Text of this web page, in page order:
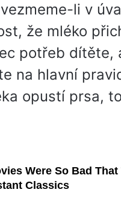
li v
že mléko
potřeb dítěte,
na hlavní
opustí prsa,